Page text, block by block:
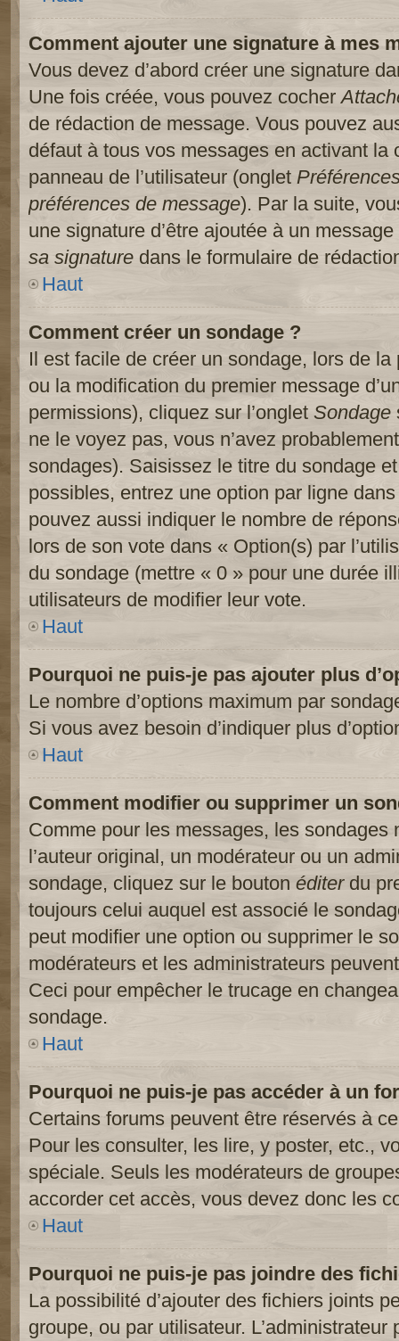
Comment ajouter une signature à mes
Vous devez d’abord créer une signature
Une fois créée, vous pouvez cocher
de rédaction de message. Vous pouvez
défaut à tous vos messages en activant la
panneau de l’utilisateur (onglet
préférences de message). Par la suite,
une signature d’être ajoutée à un
sa signature dans le formulaire de
Haut
Comment créer un sondage ?
Il est facile de créer un sondage, lors de la
ou la modification du premier message
permissions), cliquez sur l’onglet Sondage
ne le voyez pas, vous n’avez
sondages). Saisissez le titre du sondage
possibles, entrez une option par ligne
pouvez aussi indiquer le nombre de
lors de son vote dans « Option(s) par
du sondage (mettre « 0 » pour une durée
utilisateurs de modifier leur vote.
Haut
Pourquoi ne puis-je pas ajouter plus
Le nombre d’options maximum par
Si vous avez besoin d’indiquer plus
Haut
Comment modifier ou supprimer un
Comme pour les messages, les sondages
l’auteur original, un modérateur ou un
sondage, cliquez sur le bouton éditerdu
toujours celui auquel est associé le
peut modifier une option ou supprimer le
modérateurs et les administrateurs
Ceci pour empêcher le trucage en
sondage.
Haut
Pourquoi ne puis-je pas accéder à un
Certains forums peuvent être réservés à
Pour les consulter, les lire, y poster, etc.,
spéciale. Seuls les modérateurs de
accorder cet accès, vous devez donc les
Haut
Pourquoi ne puis-je pas joindre des
La possibilité d’ajouter des fichiers joints
groupe, ou par utilisateur. L’administrateur